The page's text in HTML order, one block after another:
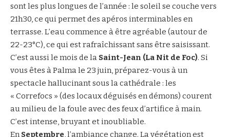
sont les plus longues de l’année : le soleil se couche vers
21h30, ce qui permet des apéros interminables en
terrasse. L’eau commence à être agréable (autour de
22-23°C), ce qui est rafraîchissant sans être saisissant.
C’est aussi le mois de la Saint-Jean (La Nit de Foc). Si
vous êtes à Palma le 23 juin, préparez-vous à un
spectacle hallucinant sous la cathédrale : les
« Correfocs » (des locaux déguisés en démons) courent
au milieu de la foule avec des feux d’artifice à main.
C’est intense, bruyant et inoubliable.
EnSeptembre, l’ambiance change. La végétation est